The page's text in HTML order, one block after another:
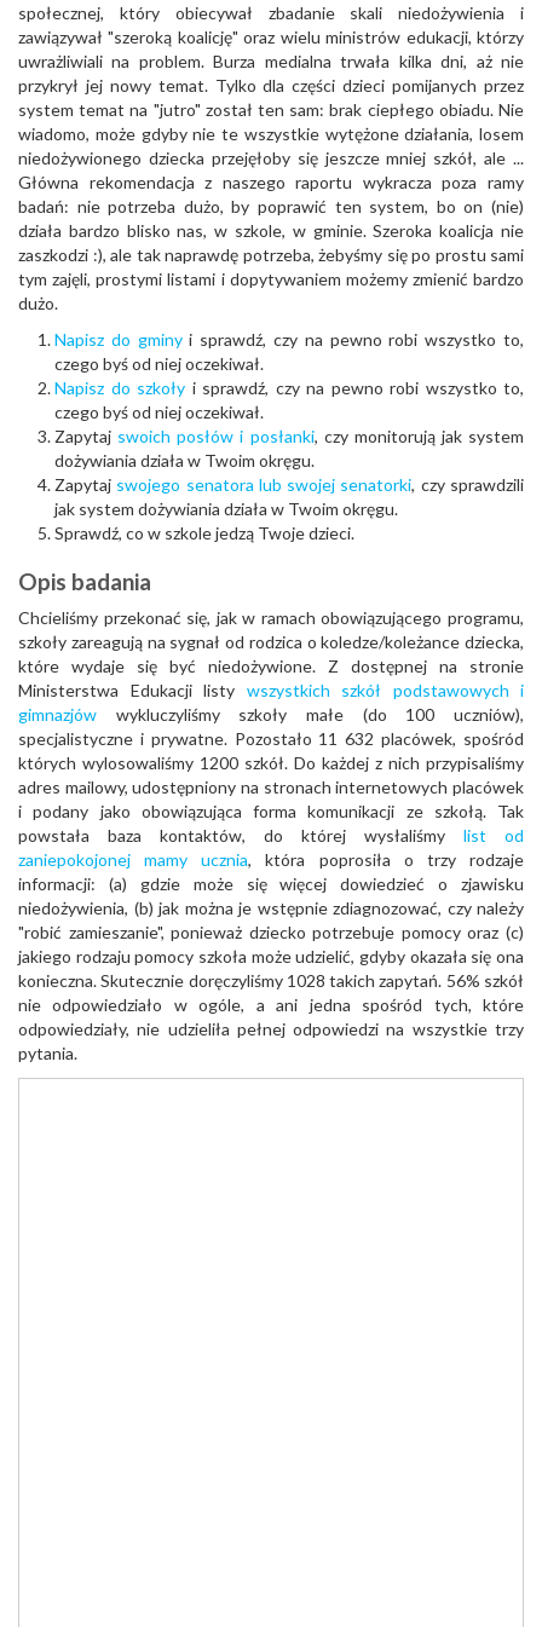
społecznej, który obiecywał zbadanie skali niedożywienia i
zawiązywał "szeroką koalicję" oraz wielu ministrów edukacji, którzy
uwrażliwiali na problem. Burza medialna trwała kilka dni, aż nie
przykrył jej nowy temat. Tylko dla części dzieci pomijanych przez
system temat na "jutro" został ten sam: brak ciepłego obiadu. Nie
wiadomo, może gdyby nie te wszystkie wytężone działania, losem
niedożywionego dziecka przejęłoby się jeszcze mniej szkół, ale ...
Główna rekomendacja z naszego raportu wykracza poza ramy
badań: nie potrzeba dużo, by poprawić ten system, bo on (nie)
działa bardzo blisko nas, w szkole, w gminie. Szeroka koalicja nie
zaszkodzi :), ale tak naprawdę potrzeba, żebyśmy się po prostu sami
tym zajęli, prostymi listami i dopytywaniem możemy zmienić bardzo
dużo.
Napisz do gminyi sprawdź, czy na pewno robi wszystko to,
czego byś od niej oczekiwał.
Napisz do szkoły i sprawdź, czy na pewno robi wszystko to,
czego byś od niej oczekiwał.
Zapytaj swoich posłów i posłanki, czy monitorują jak system
dożywiania działa w Twoim okręgu.
Zapytaj swojego senatora lub swojej senatorki, czy sprawdzili
jak system dożywiania działa w Twoim okręgu.
Sprawdź, co w szkole jedzą Twoje dzieci.
Opis badania
Chcieliśmy przekonać się, jak w ramach obowiązującego programu,
szkoły zareagują na sygnał od rodzica o koledze/koleżance dziecka,
które wydaje się być niedożywione. Z dostępnej na stronie
Ministerstwa Edukacji listy wszystkich szkół podstawowych i
gimnazjów wykluczyliśmy szkoły małe (do 100 uczniów),
specjalistyczne i prywatne. Pozostało 11 632 placówek, spośród
których wylosowaliśmy 1200 szkół. Do każdej z nich przypisaliśmy
adres mailowy, udostępniony na stronach internetowych placówek
i podany jako obowiązująca forma komunikacji ze szkołą. Tak
powstała baza kontaktów, do której wysłaliśmy list od
zaniepokojonej mamy ucznia, która poprosiła o trzy rodzaje
informacji: (a) gdzie może się więcej dowiedzieć o zjawisku
niedożywienia, (b) jak można je wstępnie zdiagnozować, czy należy
"robić zamieszanie", ponieważ dziecko potrzebuje pomocy oraz (c)
jakiego rodzaju pomocy szkoła może udzielić, gdyby okazała się ona
konieczna. Skutecznie doręczyliśmy 1028 takich zapytań. 56% szkół
nie odpowiedziało w ogóle, a ani jedna spośród tych, które
odpowiedziały, nie udzieliła pełnej odpowiedzi na wszystkie trzy
pytania.